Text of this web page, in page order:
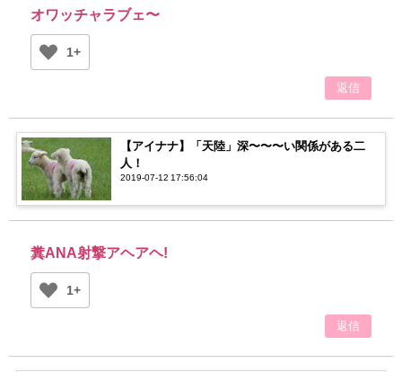
オワッチャラブェ〜
1+
返信
【アイナナ】「天陸」深〜〜〜い関係がある二
人！
2019-07-12 17:56:04
糞ANA射撃アヘアヘ!
1+
返信